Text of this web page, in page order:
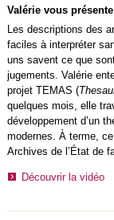
Valérie vous
Les descriptions des
faciles à interpréter
uns savent ce que
jugements. Valérie
projet TEMAS (
quelques mois, elle
développement d’un
modernes. À terme,
Archives de l’État de
Découvrir la vidéo